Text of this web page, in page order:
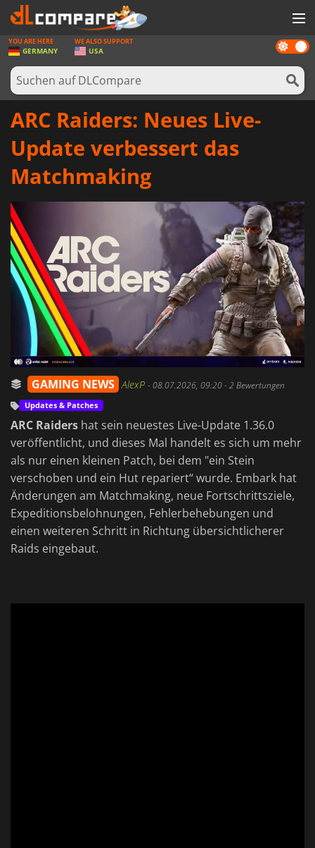
SPIELE
SPIEL KARTEN
SOFTWARE
HARDWARE
ANMELDEN ODER REGISTRIEREN
Dark
mode
YOU ARE HERE
GERMANY
WE ALSO SUPPORT
USA
ARC Raiders: Neues Live-
Update verbessert das
Matchmaking
GAMING NEWS AlexP -08.07.2026, 09:20- 2 Bewertungen
Updates & Patches
ARC Raiders hat sein neuestes Live-Update 1.36.0
veröffentlicht, und dieses Mal handelt es sich um mehr
als nur einen kleinen Patch, bei dem "ein Stein
verschoben und ein Hut repariert“ wurde. Embark hat
Änderungen am Matchmaking, neue Fortschrittsziele,
Expeditionsbelohnungen, Fehlerbehebungen und
einen weiteren Schritt in Richtung übersichtlicherer
Raids eingebaut.